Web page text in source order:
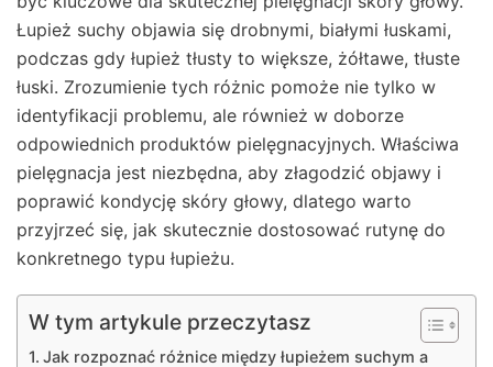
Łupież suchy objawia się drobnymi, białymi łuskami,
podczas gdy łupież tłusty to większe, żółtawe, tłuste
łuski. Zrozumienie tych różnic pomoże nie tylko w
identyfikacji problemu, ale również w doborze
odpowiednich produktów pielęgnacyjnych. Właściwa
pielęgnacja jest niezbędna, aby złagodzić objawy i
poprawić kondycję skóry głowy, dlatego warto
przyjrzeć się, jak skutecznie dostosować rutynę do
konkretnego typu łupieżu.
W tym artykule przeczytasz
Jak rozpoznać różnice między łupieżem suchym a